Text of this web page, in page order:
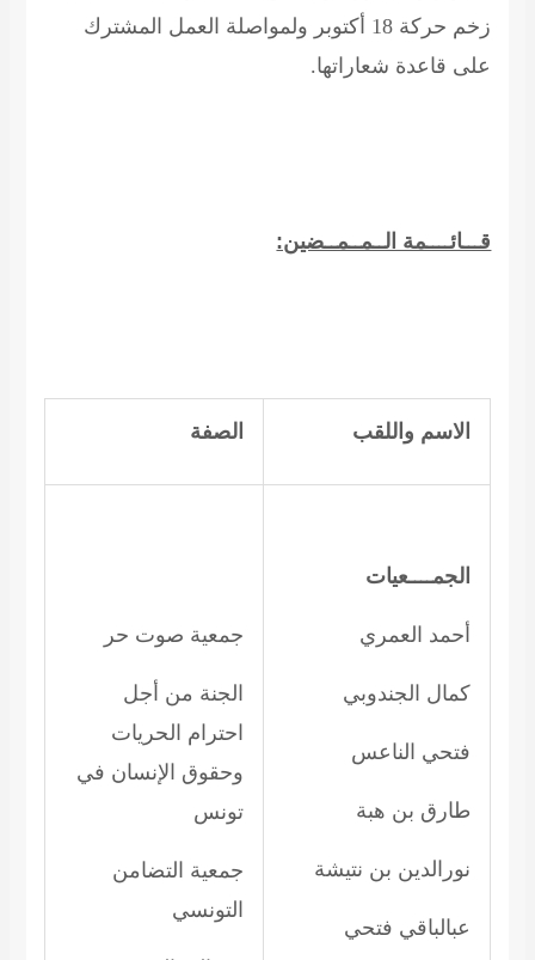
زخم حركة 18 أكتوبر ولمواصلة العمل المشترك
على قاعدة شعاراتها.
قـــائــــمة الــمــمــضين:
الصفة الاسم واللقب
جمعية صوت حر
الجنة من أجل
احترام الحريات
وحقوق الإنسان في
تونس
جمعية التضامن
التونسي
الجمــــعيات
أحمد العمري
كمال الجندوبي
فتحي الناعس
طارق بن هبة
نورالدين بن نتيشة
عبالباقي فتحي